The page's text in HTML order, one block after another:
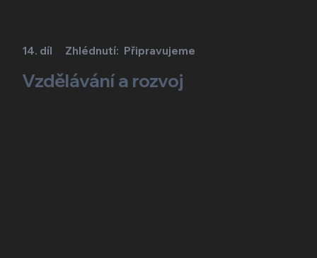
14. díl Zhlédnutí: Připravujeme
Vzdělávání a rozvoj